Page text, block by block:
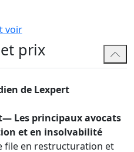
voir
prix
de Lexpert
Les principaux avocats
et en insolvabilité
file en restructuration et